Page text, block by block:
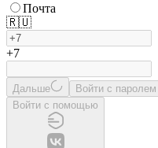
Почта
🇷🇺
+7
Дальше
Войти с паролем
Войти с помощью